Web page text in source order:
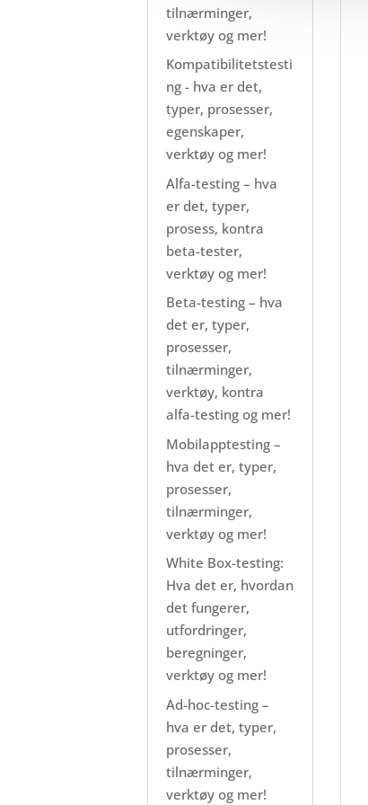
tilnærminger,
verktøy og mer!
Kompatibilitetstesti
ng - hva er det,
typer, prosesser,
egenskaper,
verktøy og mer!
Alfa-testing – hva
er det, typer,
prosess, kontra
beta-tester,
verktøy og mer!
Beta-testing – hva
det er, typer,
prosesser,
tilnærminger,
verktøy, kontra
alfa-testing og mer!
Mobilapptesting –
hva det er, typer,
prosesser,
tilnærminger,
verktøy og mer!
White Box-testing:
Hva det er, hvordan
det fungerer,
utfordringer,
beregninger,
verktøy og mer!
Ad-hoc-testing –
hva er det, typer,
prosesser,
tilnærminger,
verktøy og mer!